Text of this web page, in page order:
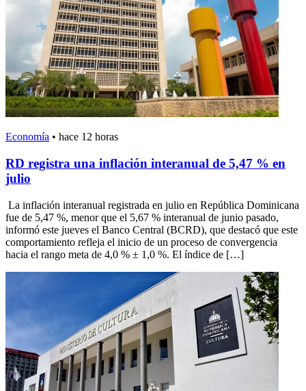
Economía • hace 12 horas
RD registra una inflación interanual de 5,47 % en
julio
La inflación interanual registrada en julio en República Dominicana
fue de 5,47 %, menor que el 5,67 % interanual de junio pasado,
informó este jueves el Banco Central (BCRD), que destacó que este
comportamiento refleja el inicio de un proceso de convergencia
hacia el rango meta de 4,0 % ± 1,0 %. El índice de […]